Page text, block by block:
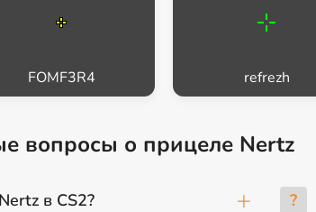
FOMF3R4 refrezh
вопросы о прицеле Nertz
в CS2? ?